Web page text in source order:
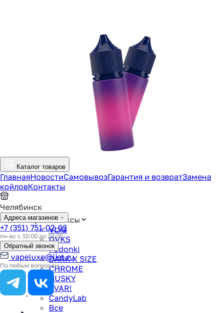
Аромамиксы
VLIQ
QVKS
Podonki
DARK X SIZE
CHROME
HUSKY
TVAR!
CandyLab
Все
Каталог товаров
ГлавнаяНовостиСамовывозГарантия и возвратЗамена
койловКонтакты
Челябинск
Адреса магазинов
+7 (351) 751-02-02
пн-вс с 10:00 до 22:00
Обратный звонок
vapeluxe@list.ru
По любым вопросам